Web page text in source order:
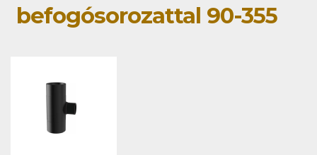
befogósorozattal 90-355